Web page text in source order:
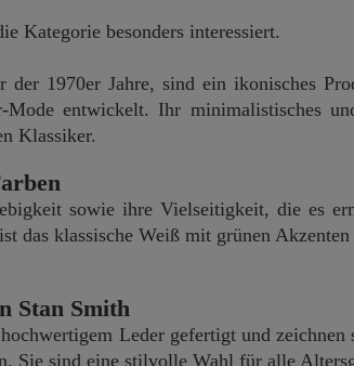
Kategorie besonders interessiert.
der 1970er Jahre, sind ein ikonisches
entwickelt. Ihr minimalistisches
Klassiker.
sowie ihre Vielseitigkeit, die es
das klassische Weiß mit grünen
Stan Smith
Leder gefertigt und
Sie sind eine stilvolle Wahl für alle